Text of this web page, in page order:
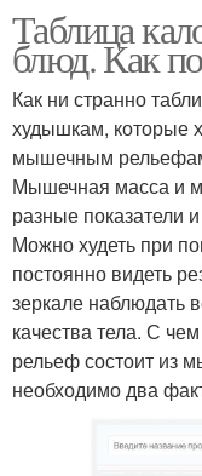
Таблица
блюд. Как
Как ни странно
худышкам, которые
мышечным
Мышечная масса и
разные показатели
Можно худеть при
постоянно видеть
зеркале наблюдать
качества тела. С
рельеф состоит из
необходимо два